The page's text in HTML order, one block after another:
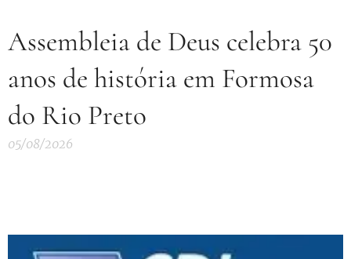
Assembleia de Deus celebra 50
anos de história em Formosa
do Rio Preto
05/08/2026